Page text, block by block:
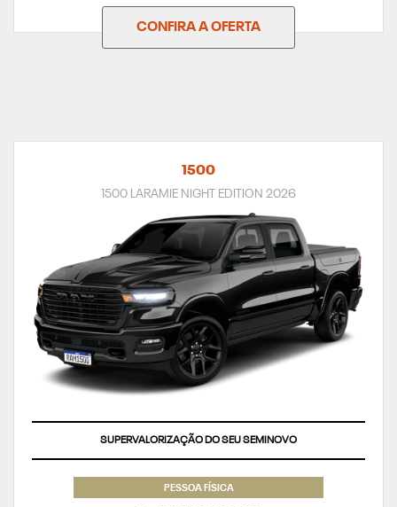
CONFIRA A OFERTA
1500
1500 LARAMIE NIGHT EDITION 2026
SUPERVALORIZAÇÃO DO SEU SEMINOVO
PESSOA FÍSICA